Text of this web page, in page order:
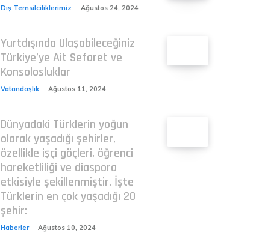
Dış Temsilciliklerimiz Ağustos 24, 2024
Yurtdışında Ulaşabileceğiniz
Türkiye’ye Ait Sefaret ve
Konsolosluklar
Vatandaşlık Ağustos 11, 2024
Dünyadaki Türklerin yoğun
olarak yaşadığı şehirler,
özellikle işçi göçleri, öğrenci
hareketliliği ve diaspora
etkisiyle şekillenmiştir. İşte
Türklerin en çok yaşadığı 20
şehir:
Haberler Ağustos 10, 2024